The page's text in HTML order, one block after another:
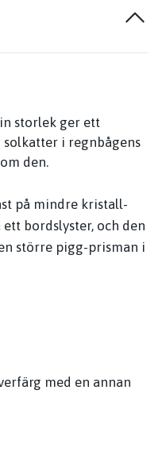
storlek ger ett
i regnbågens
den.
på mindre kristall-
bordslyster, och den
större pigg-prisman i
med en annan